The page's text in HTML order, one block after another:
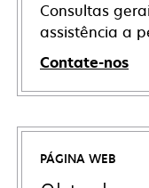
Consultas
assistência a
Contate-nos
PÁGINA WEB